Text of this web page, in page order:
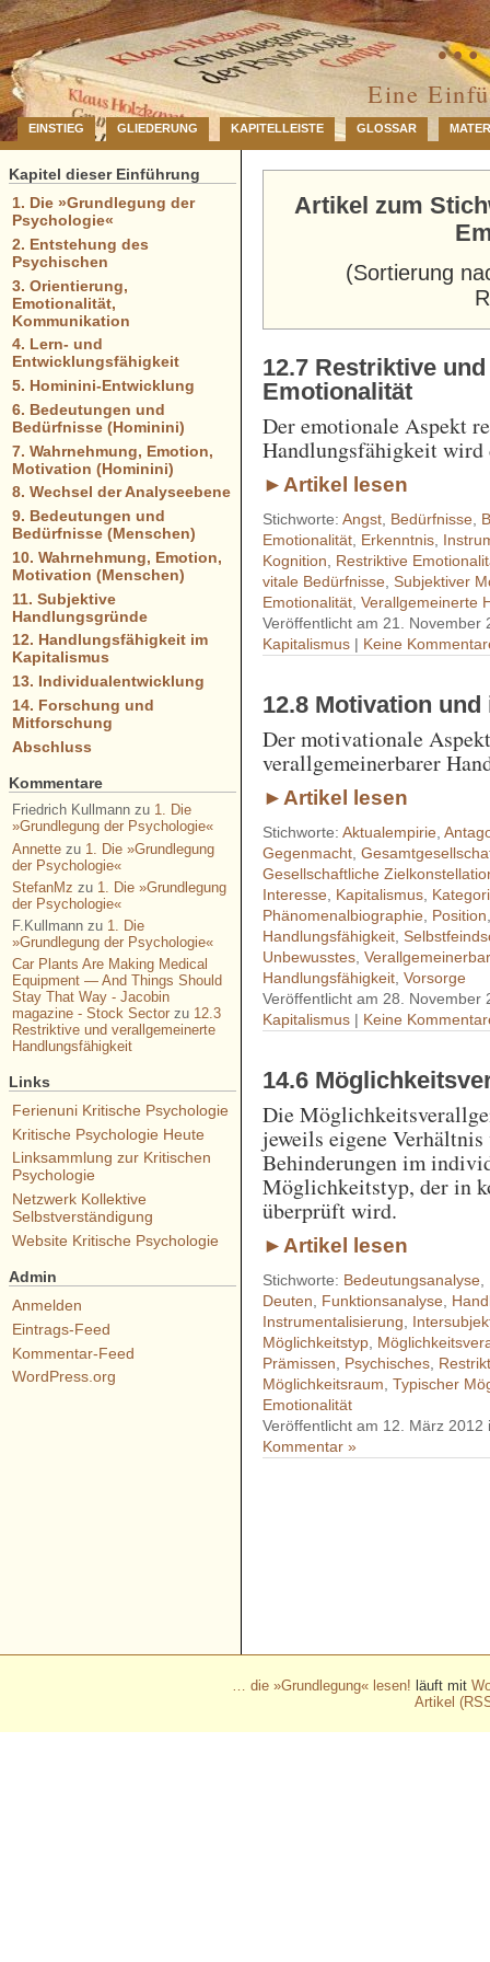
…
Eine
EINSTIEG GLIEDERUNG KAPITELLEISTE GLOSSAR
Artikel zum
(Sortierung
12.7 Restriktive
Emotionalität
Der emotionale Aspekt
Handlungsfähigkeit wird
►Artikel lesen
Stichworte:Angst Bedürfnisse
Emotionalität Erkenntnis
Kognition
Restriktive
vitale Bedürfnisse ,Subjektiver
Emotionalität ,Verallgemeinerte
Veröffentlicht am 21. November
Kapitalismus | Keine
12.8 Motivation
Der motivationale
verallgemeinerbarer
►Artikel lesen
Stichworte:Aktualempirie ,
Gegenmacht ,
Gesellschaftliche
Interesse Kapitalismus
Phänomenalbiographie Position
Handlungsfähigkeit ,
Unbewusstes ,
Handlungsfähigkeit ,Vorsorge
Veröffentlicht am 28. November
Kapitalismus | Keine
14.6
Die
jeweils eigene
Behinderungen im
Möglichkeitstyp, der in
überprüft wird.
►Artikel lesen
Stichworte: Bedeutungsanalyse
Deuten
Funktionsanalyse
Instrumentalisierung
Möglichkeitstyp
Prämissen
Psychisches
Möglichkeitsraum ,Typischer
Emotionalität
Veröffentlicht am 12. März
Kommentar »
Kapitel dieser Einführung
1. Die »Grundlegung der
Psychologie«
2. Entstehung des
Psychischen
3. Orientierung,
Emotionalität,
Kommunikation
4. Lern- und
Entwicklungsfähigkeit
5. Hominini-Entwicklung
6. Bedeutungen und
Bedürfnisse (Hominini)
7. Wahrnehmung, Emotion,
Motivation (Hominini)
8. Wechsel der Analyseebene
9. Bedeutungen und
Bedürfnisse (Menschen)
10. Wahrnehmung, Emotion,
Motivation (Menschen)
11. Subjektive
Handlungsgründe
12. Handlungsfähigkeit im
Kapitalismus
13. Individualentwicklung
14. Forschung und
Mitforschung
Abschluss
Kommentare
Friedrich Kullmannzu 1. Die
»Grundlegung der Psychologie«
Annettezu 1. Die »Grundlegung
der Psychologie«
StefanMz zu 1. Die »Grundlegung
der Psychologie«
F.Kullmannzu 1. Die
»Grundlegung der Psychologie«
Car Plants Are Making Medical
Equipment — And Things Should
Stay That Way - Jacobin
magazine - Stock Sectorzu 12.3
Restriktive und verallgemeinerte
Handlungsfähigkeit
Links
Ferienuni Kritische Psychologie
Kritische Psychologie Heute
Linksammlung zur Kritischen
Psychologie
Netzwerk Kollektive
Selbstverständigung
Website Kritische Psychologie
Admin
Anmelden
Eintrags-Feed
Kommentar-Feed
WordPress.org
… die »Grundlegung« lesen! läuft mit
Artikel